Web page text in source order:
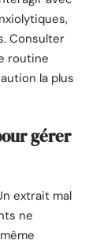
Consulter
routine
la plus
gérer
extrait mal
ne